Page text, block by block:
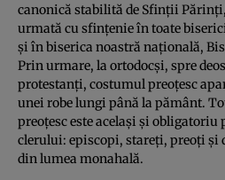
canonică stabilită de Sfinţii
urmată cu sfinţenie în toate
şi în biserica noastră naţională,
Prin urmare, la ortodocşi, spre
protestanţi, costumul preoţesc
unei robe lungi până la pământ.
preoţesc este acelaşi şi
clerului: episcopi, stareţi, preoţi şi
din lumea monahală.